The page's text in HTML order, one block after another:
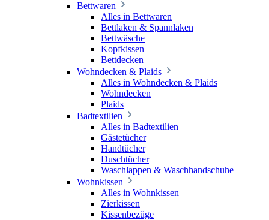
Bettwaren
Alles in Bettwaren
Bettlaken & Spannlaken
Bettwäsche
Kopfkissen
Bettdecken
Wohndecken & Plaids
Alles in Wohndecken & Plaids
Wohndecken
Plaids
Badtextilien
Alles in Badtextilien
Gästetücher
Handtücher
Duschtücher
Waschlappen & Waschhandschuhe
Wohnkissen
Alles in Wohnkissen
Zierkissen
Kissenbezüge